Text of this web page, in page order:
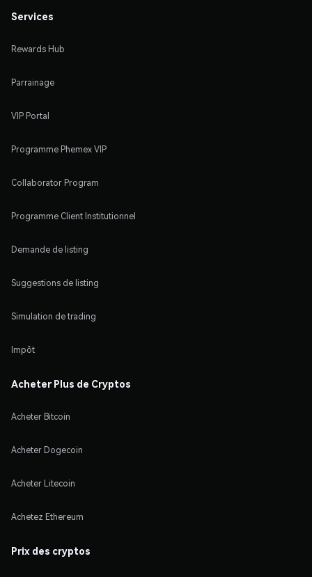
Services
Rewards Hub
Parrainage
VIP Portal
Programme Phemex VIP
Collaborator Program
Programme Client Institutionnel
Demande de listing
Suggestions de listing
Simulation de trading
Impôt
Acheter Plus de Cryptos
Acheter Bitcoin
Acheter Dogecoin
Acheter Litecoin
Achetez Ethereum
Prix des cryptos